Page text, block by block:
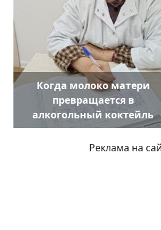
Когда молоко матери
превращается в
алкогольный коктейль
Реклама на